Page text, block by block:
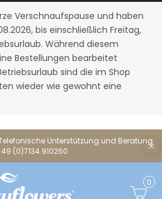
Verschnaufspause und haben
bis einschließlich Freitag,
Während diesem
Bestellungen bearbeitet
sind die im Shop
wieder wie gewohnt eine
Unterstützung und Beratung
(0)7134 910260
0